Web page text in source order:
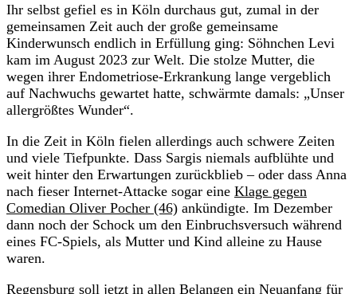
Ihr selbst gefiel es in Köln durchaus gut, zumal in der
gemeinsamen Zeit auch der große gemeinsame
Kinderwunsch endlich in Erfüllung ging: Söhnchen Levi
kam im August 2023 zur Welt. Die stolze Mutter, die
wegen ihrer Endometriose-Erkrankung lange vergeblich
auf Nachwuchs gewartet hatte, schwärmte damals: „Unser
allergrößtes Wunder“.
In die Zeit in Köln fielen allerdings auch schwere Zeiten
und viele Tiefpunkte. Dass Sargis niemals aufblühte und
weit hinter den Erwartungen zurückblieb – oder dass Anna
nach fieser Internet-Attacke sogar eine Klage gegen
Comedian Oliver Pocher (46) ankündigte. Im Dezember
dann noch der Schock um den Einbruchsversuch während
eines FC-Spiels, als Mutter und Kind alleine zu Hause
waren.
Regensburg soll jetzt in allen Belangen ein Neuanfang für